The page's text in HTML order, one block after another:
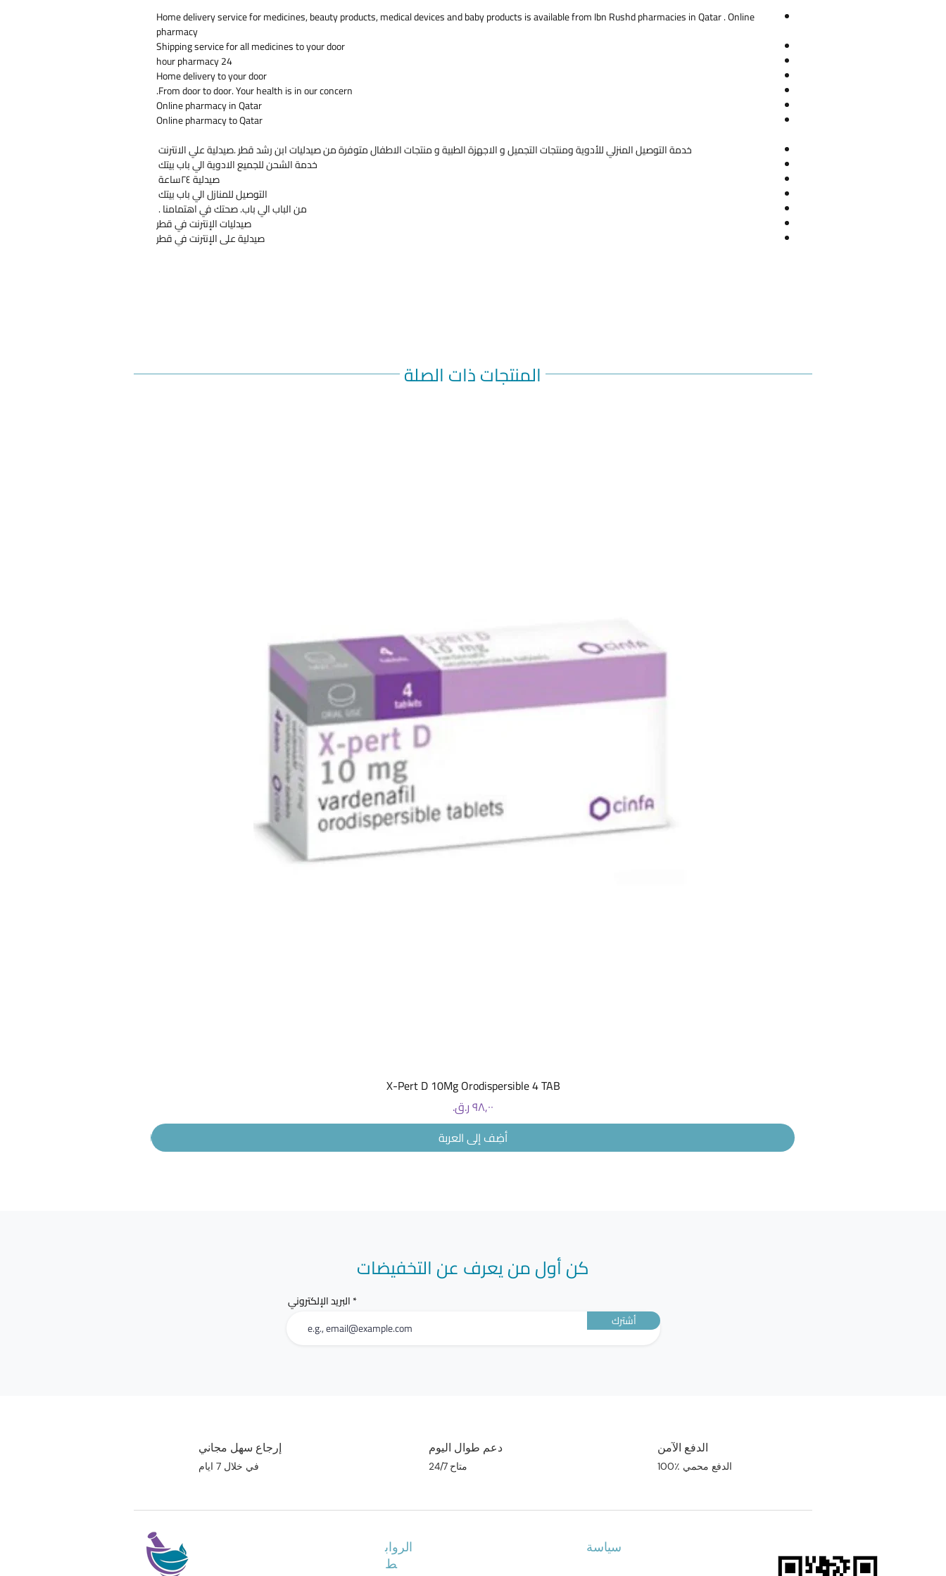
Home delivery service for medicines, beauty products, medical devices and baby products is available from Ibn Rushd pharmacies in Qatar . Online
pharmacy
Shipping service for all medicines to your door
24 hour pharmacy
Home delivery to your door
From door to door. Your health is in our concern.
Online pharmacy in Qatar
Online pharmacy to Qatar
خدمة التوصيل المنزلي للأدوية ومنتجات التجميل و الاجهزة الطبية و منتجات الاطفال متوفرة من صيدليات ابن رشد قطر .صيدلية علي الانترنت
خدمة الشحن للجميع الادوية الي باب بيتك
صيدلية ٢٤ساعة
التوصيل للمنازل الي باب بيتك
من الباب الي باب. صحتك في اهتمامنا .
صيدليات الإنترنت في قطر
صيدلية على الإنترنت في قطر
العرض السريع
X-Pert D 10Mg Orodispersible 4 TAB
السعر
أضِف إلى العربة
كن أول من يعرف عن التخفيضات
البريد الإلكتروني
أشترك
إرجاع سهل مجاني
في خلال 7 ايام
دعم طوال اليوم
متاح 24/7
الدفع الآمن
100٪ الدفع محمي
الرواب
ط
سياسة